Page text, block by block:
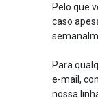
Pelo que
caso
Para
e-mail,
nossa